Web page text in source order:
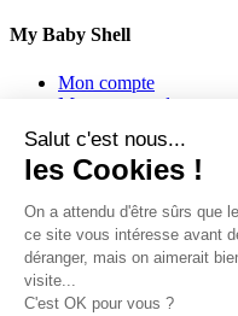
My Baby Shell
Mon compte
Mes commandes
Contact
06 62 27 22 01
info@babyshell.fr
Follow us
Salut c'est nous...
les Cookies !
On a attendu d'être sûrs que
ce site vous intéresse avant
déranger, mais on aimerait
visite...
C'est OK pour vous ?